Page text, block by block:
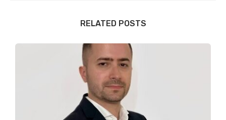
RELATED POSTS